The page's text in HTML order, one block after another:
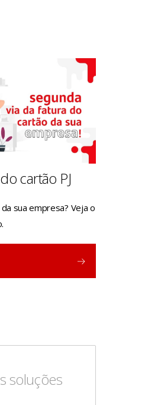
cartão PJ
sua empresa? Veja o
soluções